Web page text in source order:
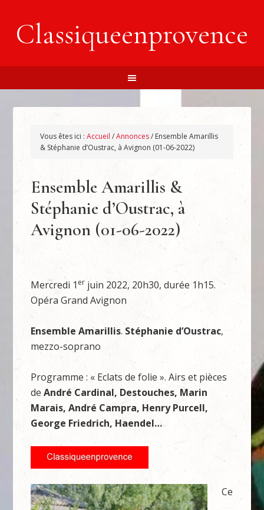
Classiqueenprovence
Vous êtes ici :Accueil /Annonces/ Ensemble Amarillis
& Stéphanie d’Oustrac, à Avignon (01-06-2022)
Ensemble Amarillis &
Stéphanie d’Oustrac, à
Avignon (01-06-2022)
Mercredi 1er juin 2022, 20h30, durée 1h15.
Opéra Grand Avignon
Ensemble Amarillis. Stéphanie d’Oustrac,
mezzo-soprano
Programme : « Eclats de folie ». Airs et pièces
deAndré Cardinal, Destouches, Marin
Marais, André Campra, Henry Purcell,
George Friedrich, Haendel…
Ce